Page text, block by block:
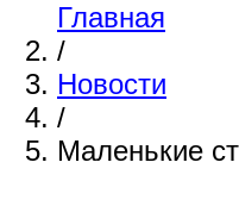
Главная
/
Новости
/
Маленькие